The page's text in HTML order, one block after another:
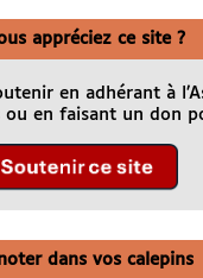
appréciez ce site ?
en adhérant à
ou en faisant un don
dans vos calepins